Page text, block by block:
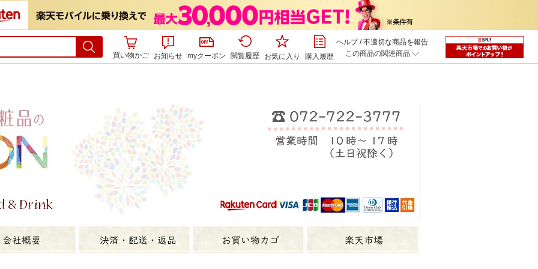
買い物かご お知らせ myクーポン 閲覧履歴 お気に入り 購入履歴
ヘルプ/不適切な商品を報告
この商品の関連商品